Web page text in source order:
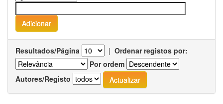
Resultados/Página | Ordenar registos por:
Por ordem
Autores/Registo